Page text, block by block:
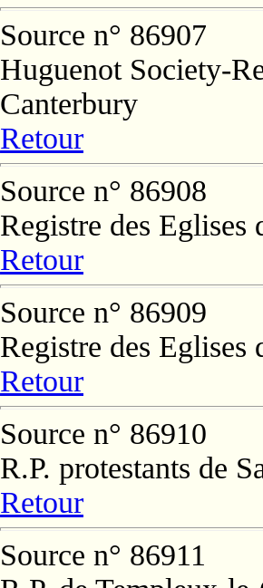
Source n° 86907
Huguenot Society-
Canterbury
Retour
Source n° 86908
Registre des Eglises
Retour
Source n° 86909
Registre des Eglises
Retour
Source n° 86910
R.P. protestants de
Retour
Source n° 86911